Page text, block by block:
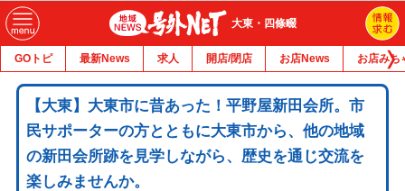
大東・四條畷
GOトピ 最新News 求人 開店/閉店 お店News お店みち
【大東】大東市に昔あった！平野屋新田会所。市
民サポーターの方とともに大東市から、他の地域
の新田会所跡を見学しながら、歴史を通じ交流を
楽しみませんか。